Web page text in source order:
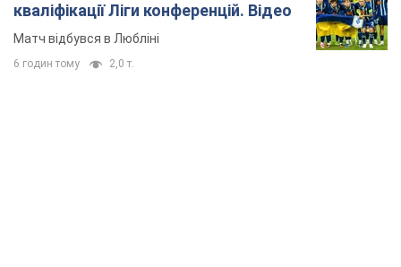
кваліфікації Ліги конференцій. Відео
Матч відбувся в Любліні
6 годин тому 2,0 т.